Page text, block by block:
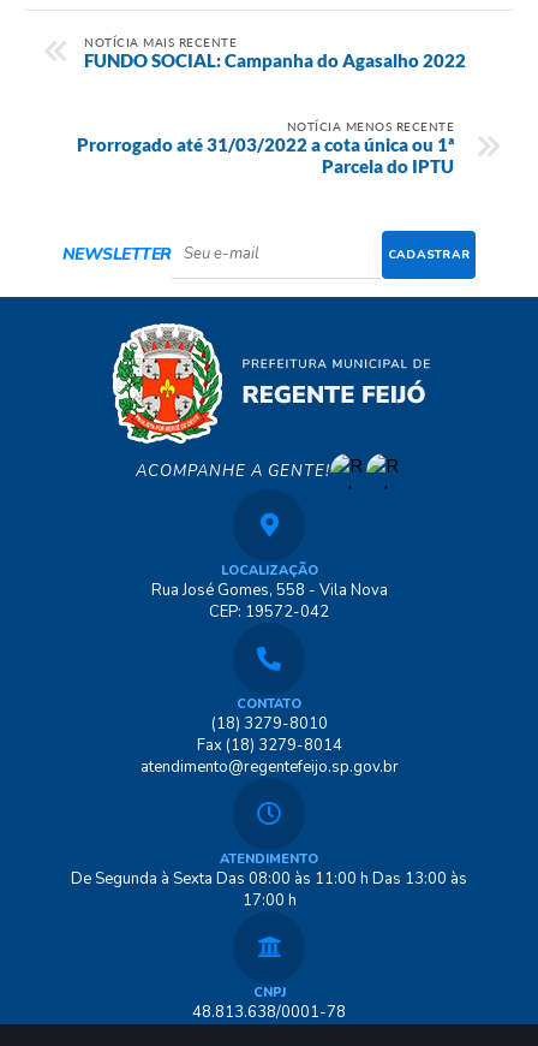
NOTÍCIA MAIS RECENTE
FUNDO SOCIAL: Campanha do Agasalho 2022
NOTÍCIA MENOS RECENTE
Prorrogado até 31/03/2022 a cota única ou 1ª
Parcela do IPTU
NEWSLETTER CADASTRAR
ACOMPANHE A GENTE!
LOCALIZAÇÃO
Rua José Gomes, 558 - Vila Nova
CEP: 19572-042
CONTATO
(18) 3279-8010
Fax (18) 3279-8014
atendimento@regentefeijo.sp.gov.br
ATENDIMENTO
De Segunda à Sexta Das 08:00 às 11:00 h Das 13:00 às
17:00 h
CNPJ
48.813.638/0001-78